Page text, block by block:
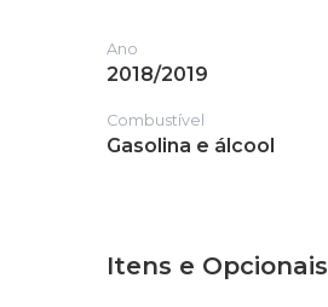
Ano
2018/2019
Combustível
Gasolina e álcool
Itens e Opcionais